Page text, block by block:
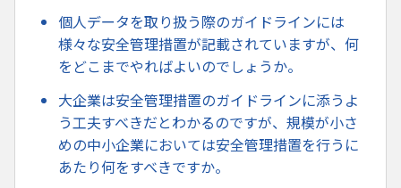
個人データを取り扱う際のガイドラインには
様々な安全管理措置が記載されていますが、何
をどこまでやればよいのでしょうか。
大企業は安全管理措置のガイドラインに添うよ
う工夫すべきだとわかるのですが、規模が小さ
めの中小企業においては安全管理措置を行うに
あたり何をすべきですか。